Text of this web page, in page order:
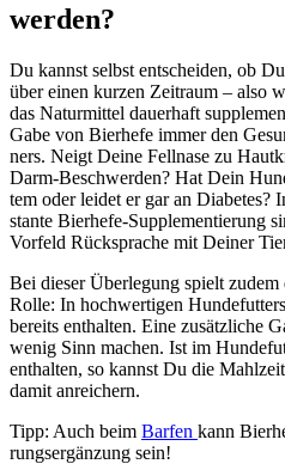
wer­den?
Du kannst selbst ent­schei­den, ob
über einen kur­zen Zeit­raum – also
das Natur­mit­tel dau­er­haft
Gabe von Bier­he­fe immer den
ners. Neigt Dei­ne Fell­na­se zu
Darm-Beschwer­den? Hat Dein
tem oder lei­det er gar an
stan­te Bier­he­fe-Sup­ple­men­tie­rung
Vor­feld Rück­spra­che mit Dei­ner
Bei die­ser Über­le­gung spielt
Rol­le: In hoch­wer­ti­gen
bereits ent­hal­ten. Eine zusätz­li­che
wenig Sinn machen. Ist im
ent­hal­ten, so kannst Du die
damit anrei­chern.
Tipp: Auch beim Bar­fen kann
rungs­er­gän­zung sein!